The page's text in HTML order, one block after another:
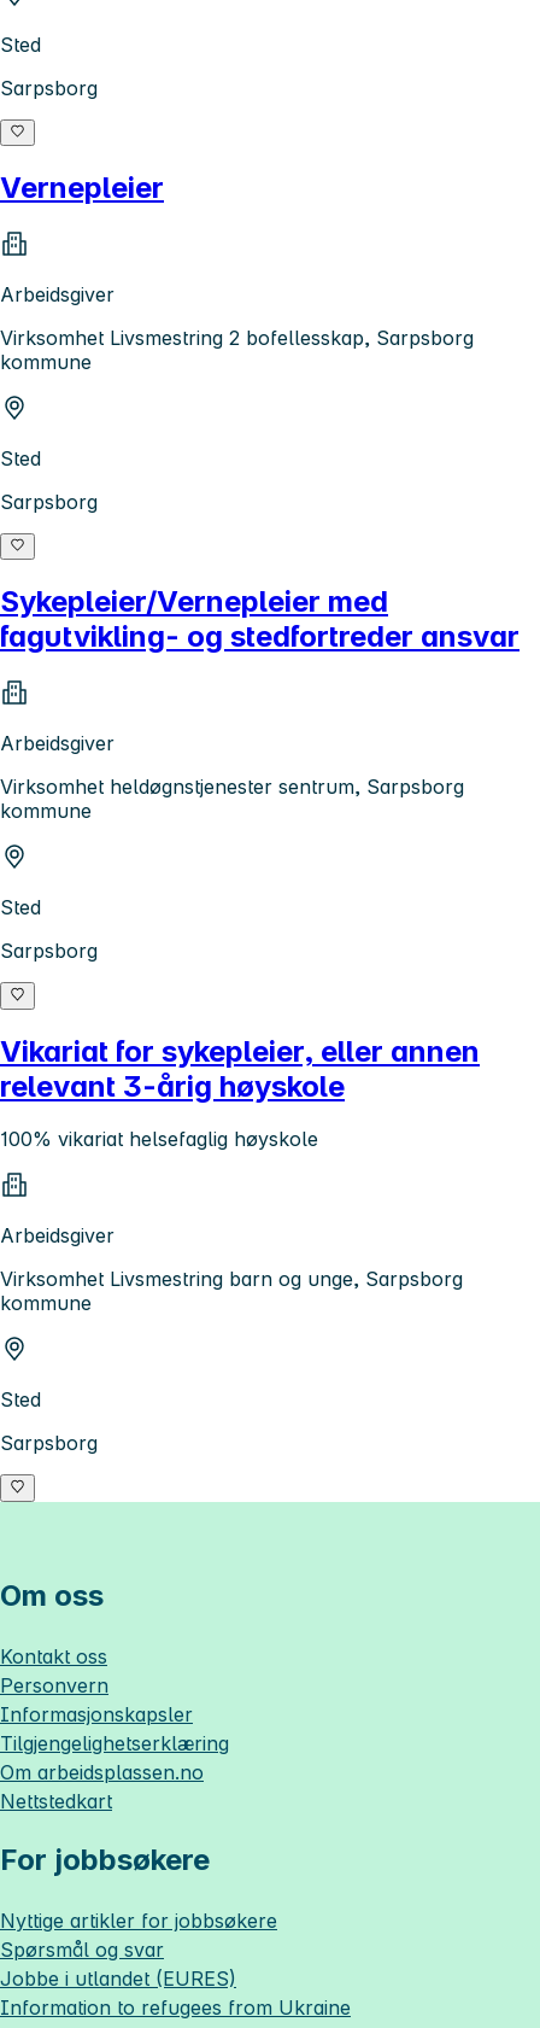
Sted
Sarpsborg
Vernepleier
Arbeidsgiver
Virksomhet Livsmestring 2 bofellesskap, Sarpsborg
kommune
Sted
Sarpsborg
Sykepleier/Vernepleier med
fagutvikling- og stedfortreder ansvar
Arbeidsgiver
Virksomhet heldøgnstjenester sentrum, Sarpsborg
kommune
Sted
Sarpsborg
Vikariat for sykepleier, eller annen
relevant 3-årig høyskole
100% vikariat helsefaglig høyskole
Arbeidsgiver
Virksomhet Livsmestring barn og unge, Sarpsborg
kommune
Sted
Sarpsborg
Om oss
Kontakt oss
Personvern
Informasjonskapsler
Tilgjengelighetserklæring
Om arbeidsplassen.no
Nettstedkart
For jobbsøkere
Nyttige artikler for jobbsøkere
Spørsmål og svar
Jobbe i utlandet (EURES)
Information to refugees from Ukraine